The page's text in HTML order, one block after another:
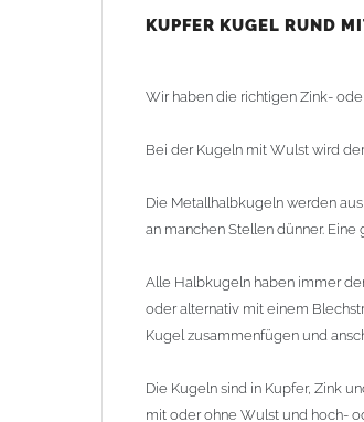
oder ohne Wulst und hoch- oder
KUPFER KUGEL RUND
Wir haben die richtigen Zink-
Bei der Kugeln mit Wulst wird
Die Metallhalbkugeln werden
an manchen Stellen dünner.
Alle Halbkugeln haben immer
oder alternativ mit einem
Kugel zusammenfügen und
Die Kugeln sind in Kupfer, Zink
mit oder ohne Wulst und hoch-